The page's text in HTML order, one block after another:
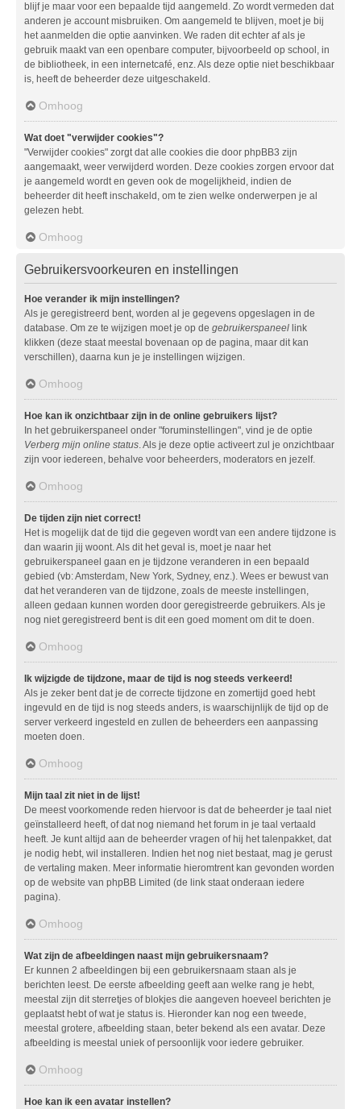
blijf je maar voor een bepaalde tijd aangemeld. Zo wordt vermeden dat
anderen je account misbruiken. Om aangemeld te blijven, moet je bij
het aanmelden die optie aanvinken. We raden dit echter af als je
gebruik maakt van een openbare computer, bijvoorbeeld op school, in
de bibliotheek, in een internetcafé, enz. Als deze optie niet beschikbaar
is, heeft de beheerder deze uitgeschakeld.
Omhoog
Wat doet "verwijder cookies"?
"Verwijder cookies" zorgt dat alle cookies die door phpBB3 zijn
aangemaakt, weer verwijderd worden. Deze cookies zorgen ervoor dat
je aangemeld wordt en geven ook de mogelijkheid, indien de
beheerder dit heeft inschakeld, om te zien welke onderwerpen je al
gelezen hebt.
Omhoog
Gebruikersvoorkeuren en instellingen
Hoe verander ik mijn instellingen?
Als je geregistreerd bent, worden al je gegevens opgeslagen in de
database. Om ze te wijzigen moet je op de gebruikerspaneel link
klikken (deze staat meestal bovenaan op de pagina, maar dit kan
verschillen), daarna kun je je instellingen wijzigen.
Omhoog
Hoe kan ik onzichtbaar zijn in de online gebruikers lijst?
In het gebruikerspaneel onder "foruminstellingen", vind je de optie
Verberg mijn online status. Als je deze optie activeert zul je onzichtbaar
zijn voor iedereen, behalve voor beheerders, moderators en jezelf.
Omhoog
De tijden zijn niet correct!
Het is mogelijk dat de tijd die gegeven wordt van een andere tijdzone is
dan waarin jij woont. Als dit het geval is, moet je naar het
gebruikerspaneel gaan en je tijdzone veranderen in een bepaald
gebied (vb: Amsterdam, New York, Sydney, enz.). Wees er bewust van
dat het veranderen van de tijdzone, zoals de meeste instellingen,
alleen gedaan kunnen worden door geregistreerde gebruikers. Als je
nog niet geregistreerd bent is dit een goed moment om dit te doen.
Omhoog
Ik wijzigde de tijdzone, maar de tijd is nog steeds verkeerd!
Als je zeker bent dat je de correcte tijdzone en zomertijd goed hebt
ingevuld en de tijd is nog steeds anders, is waarschijnlijk de tijd op de
server verkeerd ingesteld en zullen de beheerders een aanpassing
moeten doen.
Omhoog
Mijn taal zit niet in de lijst!
De meest voorkomende reden hiervoor is dat de beheerder je taal niet
geïnstalleerd heeft, of dat nog niemand het forum in je taal vertaald
heeft. Je kunt altijd aan de beheerder vragen of hij het talenpakket, dat
je nodig hebt, wil installeren. Indien het nog niet bestaat, mag je gerust
de vertaling maken. Meer informatie hieromtrent kan gevonden worden
op de website van phpBB Limited (de link staat onderaan iedere
pagina).
Omhoog
Wat zijn de afbeeldingen naast mijn gebruikersnaam?
Er kunnen 2 afbeeldingen bij een gebruikersnaam staan als je
berichten leest. De eerste afbeelding geeft aan welke rang je hebt,
meestal zijn dit sterretjes of blokjes die aangeven hoeveel berichten je
geplaatst hebt of wat je status is. Hieronder kan nog een tweede,
meestal grotere, afbeelding staan, beter bekend als een avatar. Deze
afbeelding is meestal uniek of persoonlijk voor iedere gebruiker.
Omhoog
Hoe kan ik een avatar instellen?